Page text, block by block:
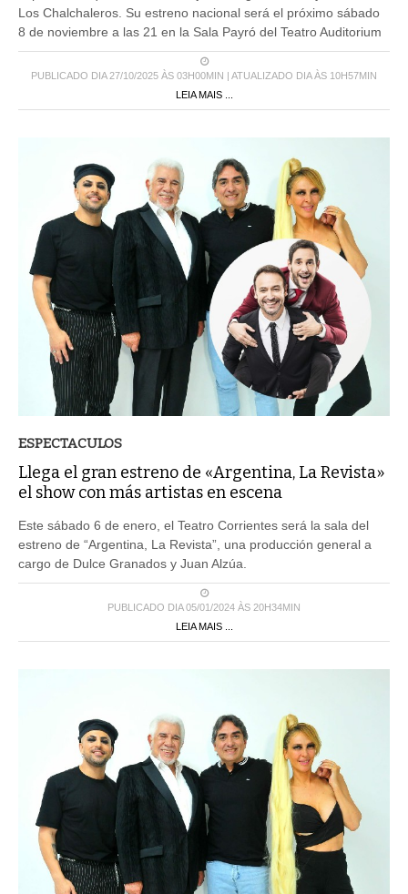
Los Chalchaleros. Su estreno nacional será el próximo sábado
8 de noviembre a las 21 en la Sala Payró del Teatro Auditorium
PUBLICADO DIA 27/10/2025 ÀS 03H00MIN | ATUALIZADO DIA ÀS 10H57MIN
LEIA MAIS ...
ESPECTACULOS
Llega el gran estreno de «Argentina, La Revista»
el show con más artistas en escena
Este sábado 6 de enero, el Teatro Corrientes será la sala del
estreno de “Argentina, La Revista”, una producción general a
cargo de Dulce Granados y Juan Alzúa.
PUBLICADO DIA 05/01/2024 ÀS 20H34MIN
LEIA MAIS ...